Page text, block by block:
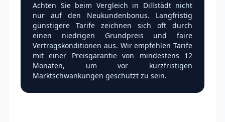
Achten Sie beim Vergleich in Dillstädt nicht
nur auf den Neukundenbonus. Langfristig
günstigere Tarife zeichnen sich oft durch
einen niedrigen Grundpreis und faire
Vertragskonditionen aus. Wir empfehlen Tarife
mit einer Preisgarantie von mindestens 12
Monaten, um vor kurzfristigen
Marktschwankungen geschützt zu sein.